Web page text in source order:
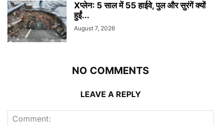
Xप्लेन: 5 साल में 55 हाईवे, पुल और सुरंगें क्यों
हुईं...
August 7, 2026
NO COMMENTS
LEAVE A REPLY